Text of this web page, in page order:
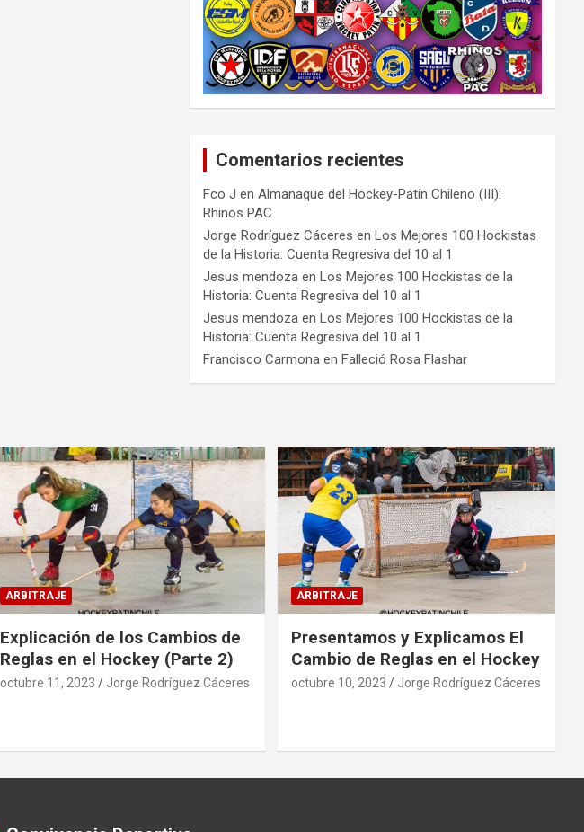
Comentarios recientes
Fco J enAlmanaque del Hockey-Patín Chileno (III):
Rhinos PAC
Jorge Rodríguez Cáceres enLos Mejores 100 Hockistas
de la Historia: Cuenta Regresiva del 10 al 1
Jesus mendoza enLos Mejores 100 Hockistas de la
Historia: Cuenta Regresiva del 10 al 1
Jesus mendoza enLos Mejores 100 Hockistas de la
Historia: Cuenta Regresiva del 10 al 1
Francisco Carmona enFalleció Rosa Flashar
ARBITRAJE
Explicación de los Cambios de
Reglas en el Hockey (Parte 2)
octubre 11, 2023 Jorge Rodríguez Cáceres
ARBITRAJE
Presentamos y Explicamos El
Cambio de Reglas en el Hockey
octubre 10, 2023 Jorge Rodríguez Cáceres